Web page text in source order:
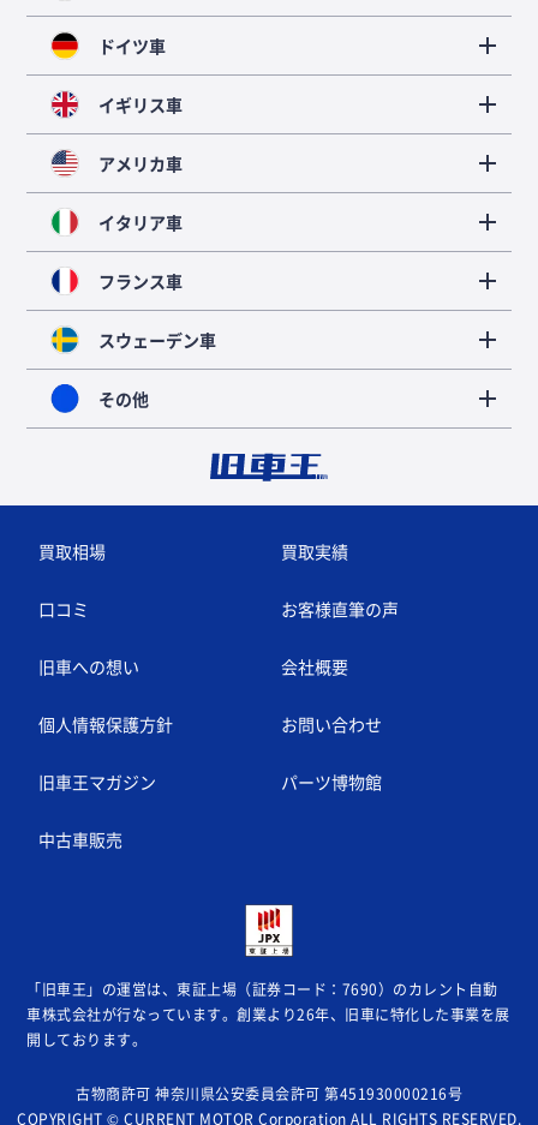
ドイツ車
イギリス車
アメリカ車
イタリア車
フランス車
スウェーデン車
その他
買取相場 買取実績
口コミ お客様直筆の声
旧車への想い 会社概要
個人情報保護方針 お問い合わせ
旧車王マガジン パーツ博物館
中古車販売
「旧車王」の運営は、東証上場（証券コード：7690）のカレント自動
車株式会社が行なっています。創業より26年、旧車に特化した事業を展
開しております。
古物商許可 神奈川県公安委員会許可 第451930000216号
COPYRIGHT © CURRENT MOTOR Corporation ALL RIGHTS RESERVED.